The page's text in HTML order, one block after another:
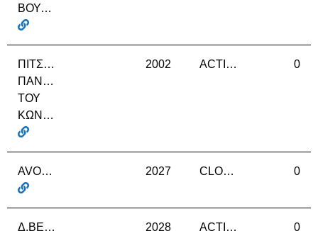
ΒΟΥΛΓΡΗ
ΠΙΤΣΙΚΟΥΛΗΣ
ΠΑΝΤΕΛΗΣ
ΤΟΥ
ΚΩΝΣΤΑΝΤΙΝΟΥ
2002 ACTIVE 0
AVOKIDDO 2027 CLOSURE 0
Δ.ΒΕΖΕΡΗΣ
2028 ACTIVE 0